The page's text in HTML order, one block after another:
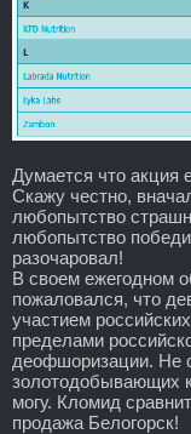
Думается что акция
Скажу честно,
любопытство
любопытство
разочаровал!
В своем ежегодном
пожаловался, что
участием
пределами
деофшоризации. Не
золотодобывающих
могу. Кломид
продажа Белогорск!